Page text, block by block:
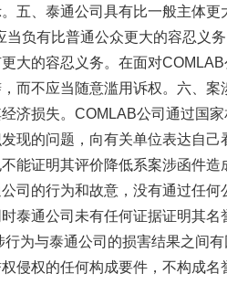
五、泰通公司具有比一般主体
当负有比普通公众更大的容忍义
大的容忍义务。在面对
而不应当随意滥用诉权。六、案
济损失。COMLAB公司通过国
现的问题，向有关单位表达自
能证明其评价降低系案涉函件
司的行为和故意，没有通过任何
泰通公司未有任何证据证明其名
为与泰通公司的损害结果之间
侵权的任何构成要件，不构成名